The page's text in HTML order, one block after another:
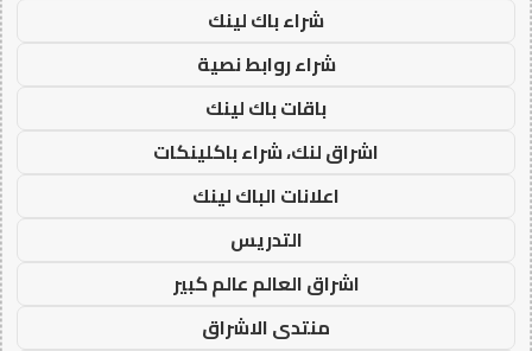
شراء باك لينك
شراء روابط نصية
باقات باك لينك
اشراق لنك، شراء باكلينكات
اعلانات الباك لينك
التدريس
اشراق العالم عالم كبير
منتدى الاشراق